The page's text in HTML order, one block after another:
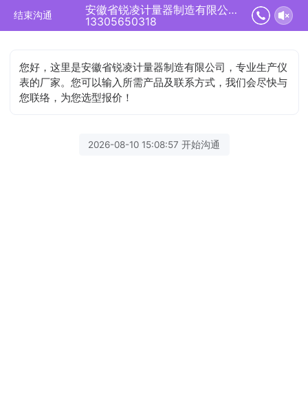
结束沟通
安徽省锐凌计量器制造有限公司正在为您服务
13305650318
您好，这里是安徽省锐凌计量器制造有限公司，专业生产仪
表的厂家。您可以输入所需产品及联系方式，我们会尽快与
您联络，为您选型报价！
2026-08-10 15:08:57 开始沟通